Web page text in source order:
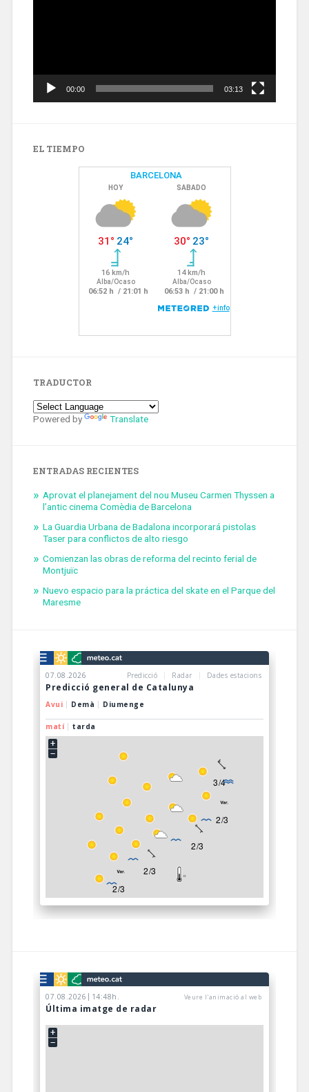
00:00 03:13
EL TIEMPO
TRADUCTOR
Powered by Translate
ENTRADAS RECIENTES
Aprovat el planejament del nou Museu Carmen Thyssen a
l’antic cinema Comèdia de Barcelona
La Guardia Urbana de Badalona incorporará pistolas
Taser para conflictos de alto riesgo
Comienzan las obras de reforma del recinto ferial de
Montjuïc
Nuevo espacio para la práctica del skate en el Parque del
Maresme